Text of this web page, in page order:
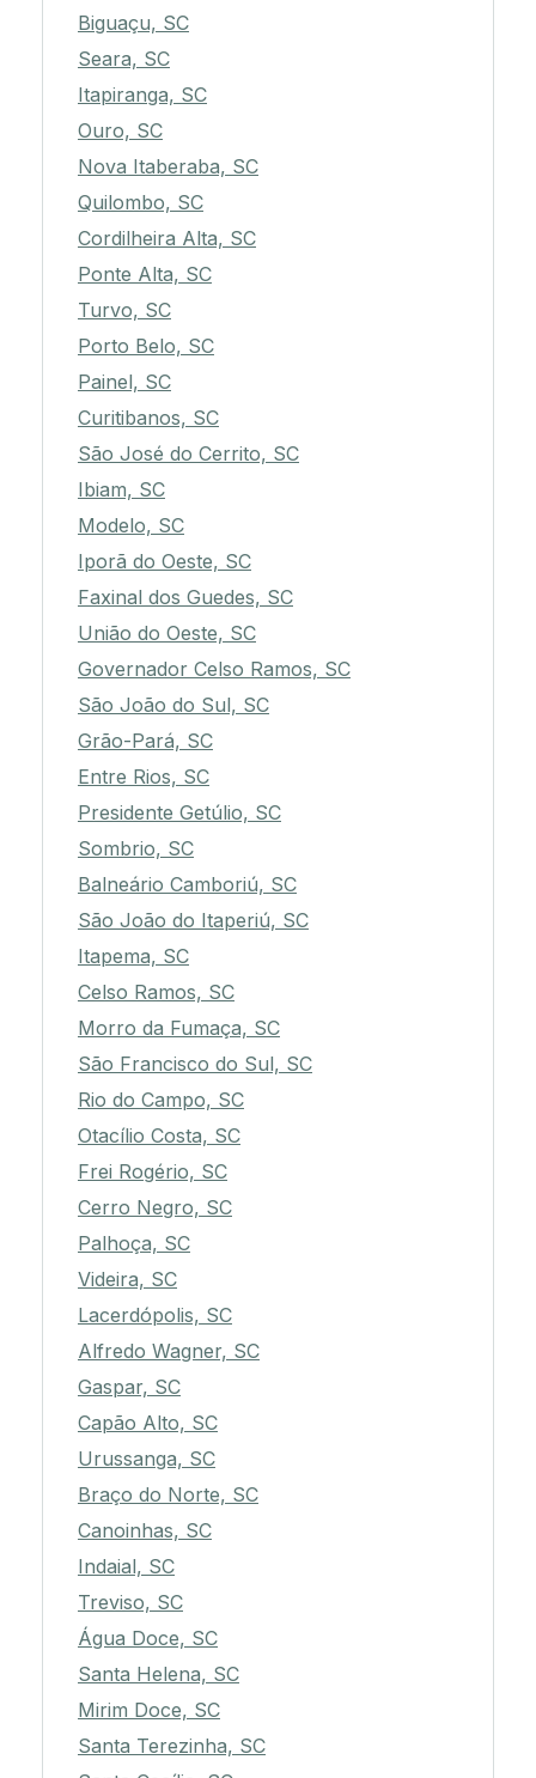
Biguaçu, SC
Seara, SC
Itapiranga, SC
Ouro, SC
Nova Itaberaba, SC
Quilombo, SC
Cordilheira Alta, SC
Ponte Alta, SC
Turvo, SC
Porto Belo, SC
Painel, SC
Curitibanos, SC
São José do Cerrito, SC
Ibiam, SC
Modelo, SC
Iporã do Oeste, SC
Faxinal dos Guedes, SC
União do Oeste, SC
Governador Celso Ramos, SC
São João do Sul, SC
Grão-Pará, SC
Entre Rios, SC
Presidente Getúlio, SC
Sombrio, SC
Balneário Camboriú, SC
São João do Itaperiú, SC
Itapema, SC
Celso Ramos, SC
Morro da Fumaça, SC
São Francisco do Sul, SC
Rio do Campo, SC
Otacílio Costa, SC
Frei Rogério, SC
Cerro Negro, SC
Palhoça, SC
Videira, SC
Lacerdópolis, SC
Alfredo Wagner, SC
Gaspar, SC
Capão Alto, SC
Urussanga, SC
Braço do Norte, SC
Canoinhas, SC
Indaial, SC
Treviso, SC
Água Doce, SC
Santa Helena, SC
Mirim Doce, SC
Santa Terezinha, SC